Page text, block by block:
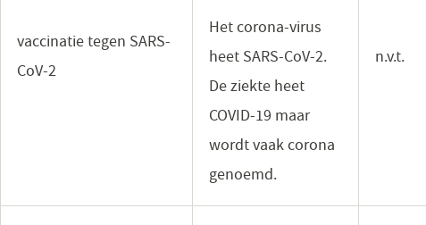
vaccinatie tegen SARS-
CoV-2
Het corona-virus
heet SARS-CoV-2.
De ziekte heet
COVID-19 maar
wordt vaak corona
genoemd.
n.v.t.